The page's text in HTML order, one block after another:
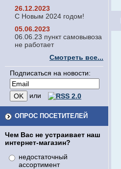
26.12.2023
С Новым 2024 годом!
05.06.2023
06.06.23 пункт самовывоза
не работает
Смотреть все...
Подписаться на новости:
или
ОПРОС ПОСЕТИТЕЛЕЙ
Чем Вас не устраивает наш
интернет-магазин?
недостаточный
ассортимент